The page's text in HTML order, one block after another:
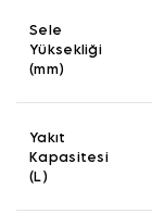
Sele
Yüksekliği
(mm)
Yakıt
Kapasitesi
(L)